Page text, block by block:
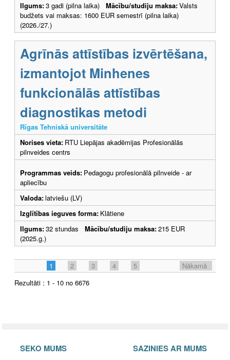
Ilgums:3 gadi (pilna laika) Mācību/studiju maksa:Valsts
budžets vai maksas: 1600 EUR semestrī (pilna laika)
(2026./27.)
Agrīnās attīstības izvērtēšana,
izmantojot Minhenes
funkcionālās attīstības
diagnostikas metodi
Rīgas Tehniskā universitāte
Norises vieta: RTU Liepājas akadēmijas Profesionālās
pilnveides centrs
Programmas veids: Pedagogu profesionālā pilnveide - ar
apliecību
Valoda:latviešu (LV)
Izglītības ieguves forma: Klātiene
Ilgums:32 stundas Mācību/studiju maksa:215 EUR
(2025.g.)
1 2 3 4 5
Nākamā
Rezultāti : 1 - 10 no 6676
SEKO MUMS SAZINIES AR MUMS